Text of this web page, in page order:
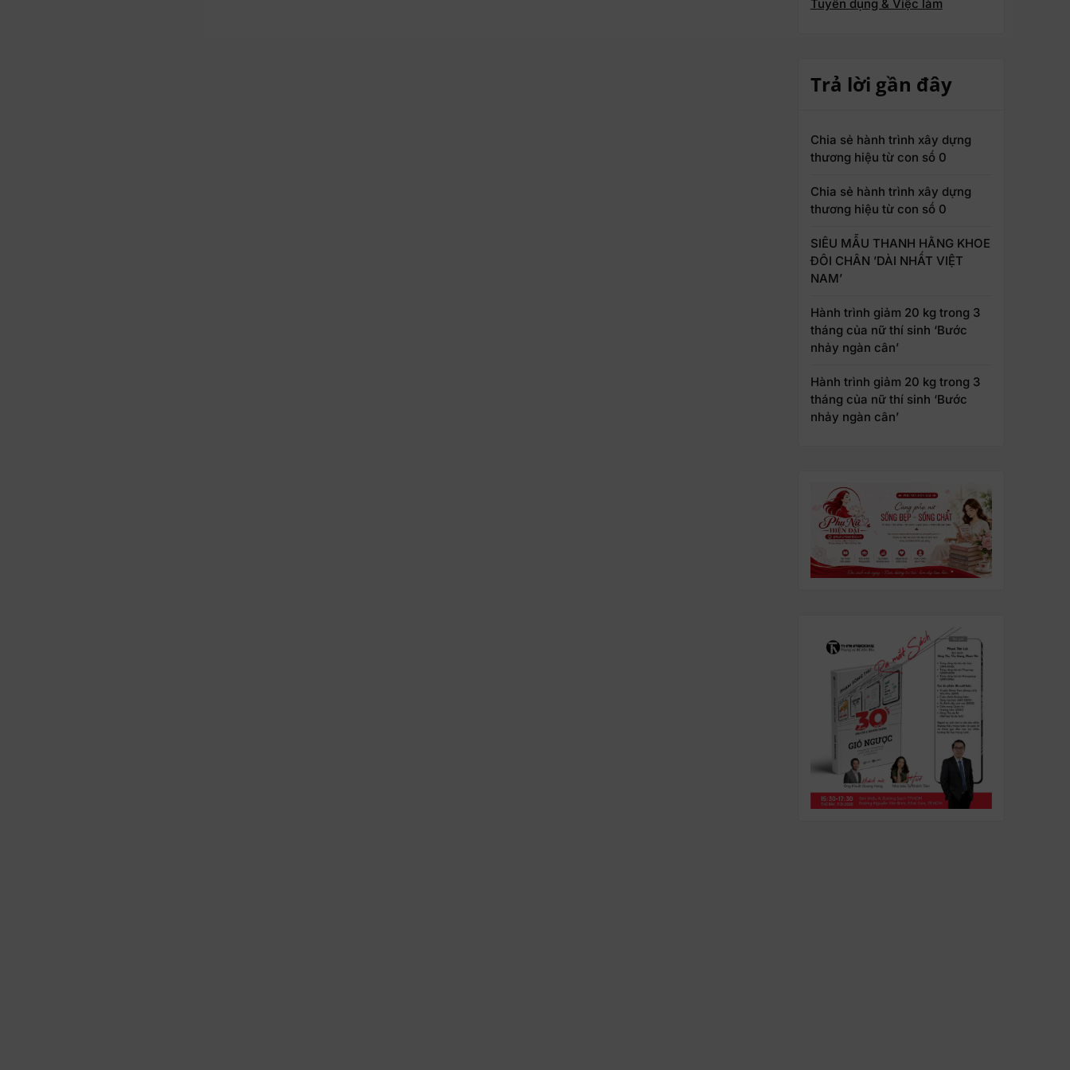
Tuyển dụng & Việc làm
Trả lời gần đây
Chia sẻ hành trình xây dựng
thương hiệu từ con số 0
Chia sẻ hành trình xây dựng
thương hiệu từ con số 0
SIÊU MẪU THANH HẰNG KHOE
ĐÔI CHÂN ’DÀI NHẤT VIỆT
NAM’
Hành trình giảm 20 kg trong 3
tháng của nữ thí sinh ‘Bước
nhảy ngàn cân’
Hành trình giảm 20 kg trong 3
tháng của nữ thí sinh ‘Bước
nhảy ngàn cân’